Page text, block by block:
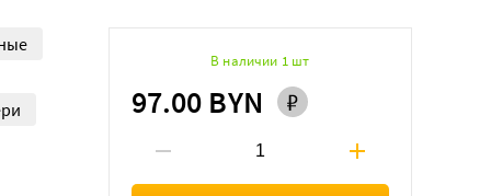
В наличии 1 шт
97.00 BYN